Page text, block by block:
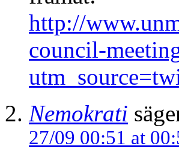
http://
council-
Nemokrati
27/09 00:51 at